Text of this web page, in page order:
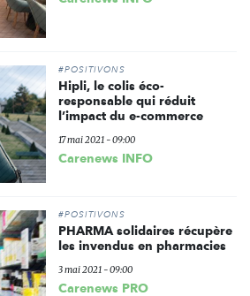
#POSITIVONS
Hipli, le colis éco-
responsable qui réduit
l’impact du e-commerce
17 mai 2021 - 09:00
Carenews INFO
#POSITIVONS
PHARMA solidaires récupère
les invendus en pharmacies
3 mai 2021 - 09:00
Carenews PRO